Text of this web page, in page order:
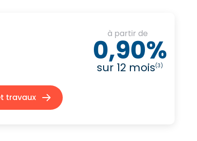
à partir de
0,90%
sur 12 mois(3)
travaux